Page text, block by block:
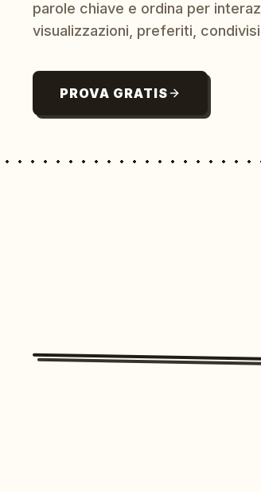
parole chiave e ordina per
visualizzazioni, preferiti,
PROVA GRATIS